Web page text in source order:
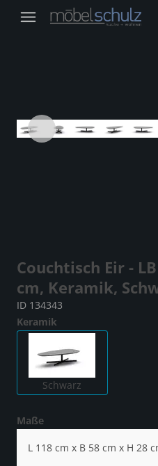
Couchtisch Eir -
cm, Keramik,
ID 134343
Keramik
Schwarz
Maße
L 118 cm x B 58 cm x H 28